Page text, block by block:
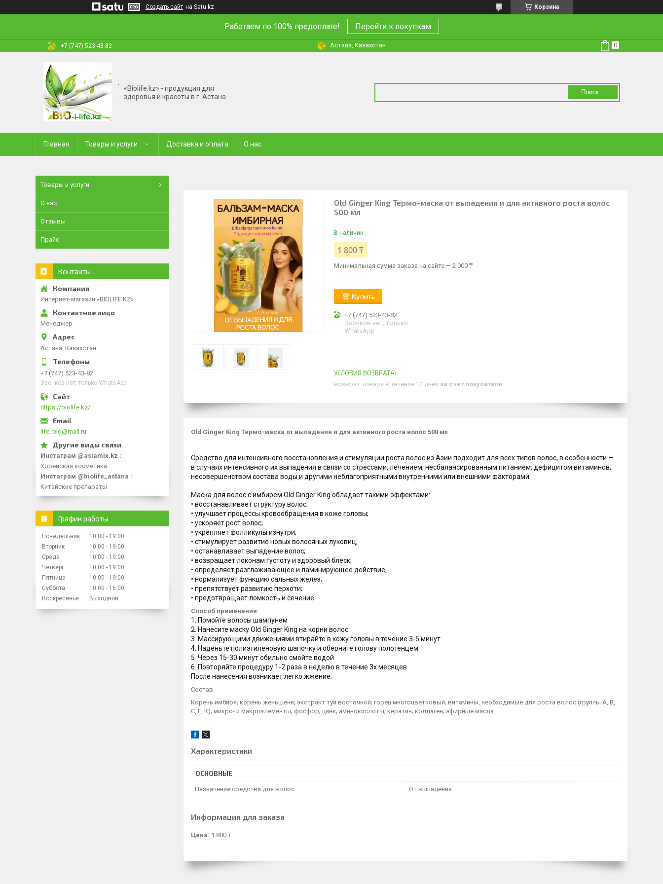
Создать сайт на Satu.kz Корзина
Работаем по 100% предоплате! Перейти к покупкам
+7 (747) 523-43-82 Астана, Казахстан
«Biolife.kz» - продукция для
здоровья и красоты в г. Астана
Поиск...
Главная Товары и услуги Доставка и оплата О нас
Old Ginger King Термо-маска от выпадения и для активного роста волос
500 мл
В наличии
1 800 ₸
Минимальная сумма заказа на сайте — 2 000 ₸
Купить
+7 (747) 523-43-82
Звонков нет, только
WhatsApp
возврат товара в течение 14 дней за счет покупателя
Old Ginger King Термо-маска от выпадения и для активного роста волос 500 мл
Средство для интенсивного восстановления и стимуляции роста волос из Азии подходит для всех типов волос, в особенности —
в случаях интенсивного их выпадения в связи со стрессами, лечением, несбалансированным питанием, дефицитом витаминов,
несовершенством состава воды и другими неблагоприятными внутренними или внешними факторами.
Маска для волос с имбирем Old Ginger King обладает такими эффектами:
• восстанавливает структуру волос;
• улучшает процессы кровообращения в коже головы;
• ускоряет рост волос;
• укрепляет фолликулы изнутри;
• стимулирует развитие новых волосяных луковиц;
• останавливает выпадение волос;
• возвращает локонам густоту и здоровый блеск;
• определяет разглаживающее и ламинирующее действие;
• нормализует функцию сальных желез;
• препятствует развитию перхоти;
• предотвращает ломкость и сечение.
Способ применения:
1. Помойте волосы шампунем
2. Нанесите маску Old Ginger King на корни волос
3. Массирующими движениями втирайте в кожу головы в течение 3-5 минут
4. Наденьте полиэтиленовую шапочку и оберните голову полотенцем
5. Через 15-30 минут обильно смойте водой
6. Повторяйте процедуру 1-2 раза в неделю в течение 3х месяцев
После нанесения возникает легко жжение.
Состав
Корень имбиря; корень женьшеня; экстракт туи восточной; горец многоцветковый; витамины, необходимые для роста волос (группы А, B,
С, Е, К); микро- и макроэлементы; фосфор; цинк; аминокислоты; кератин; коллаген; эфирные масла
Характеристики
ОСНОВНЫЕ
Назначение средства для волос От выпадения
Информация для заказа
Цена: 1 800 ₸
Товары и услуги
О нас
Отзывы
Прайс
Контакты
Интернет-магазин «BIOLIFE.KZ»
Менеджер
Астана, Казахстан
+7 (747) 523-43-82
Звонков нет, только WhatsApp
https://biolife.kz/
life_bio@mail.ru
Инстаграм @asiamix.kz
Корейская косметика
Инстаграм @biolife_astana
Китайские препараты
График работы
Понедельник 10:00
19:00
Вторник
10:00
19:00
Среда
10:00
19:00
Четверг
10:00
19:00
Пятница
10:00
19:00
Суббота
10:00
16:00
Воскресенье
Выходной